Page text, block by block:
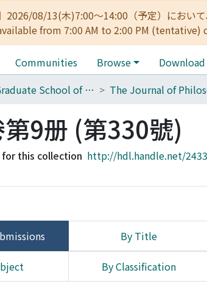
2026/08/13(木)7:00～14:00（予定）にお
from 7:00 AM to 2:00 PM (tentative)
Communities Browse
010_Graduate School of Letters
9册 (第330號)
for this collection http://hdl.handle.net/
By Title
By Classification